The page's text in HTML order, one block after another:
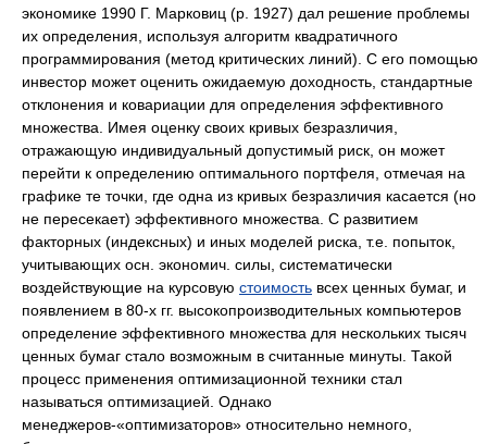
экономике 1990 Г. Марковиц (р. 1927) дал решение проблемы
их определения, используя алгоритм квадратичного
программирования (метод критических линий). С его помощью
инвестор может оценить ожидаемую доходность, стандартные
отклонения и ковариации для определения эффективного
множества. Имея оценку своих кривых безразличия,
отражающую индивидуальный допустимый риск, он может
перейти к определению оптимального портфеля, отмечая на
графике те точки, где одна из кривых безразличия касается (но
не пересекает) эффективного множества. С развитием
факторных (индексных) и иных моделей риска, т.е. попыток,
учитывающих осн. экономич. силы, систематически
воздействующие на курсовую стоимость всех ценных бумаг, и
появлением в 80-х гг. высокопроизводительных компьютеров
определение эффективного множества для нескольких тысяч
ценных бумаг стало возможным в считанные минуты. Такой
процесс применения оптимизационной техники стал
называться оптимизацией. Однако
менеджеров-«оптимизаторов» относительно немного,